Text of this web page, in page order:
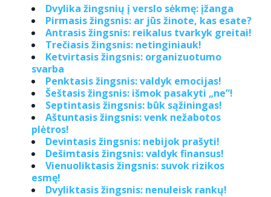
Dvylika žingsnių į verslo sėkmę: įžanga
Pirmasis žingsnis: ar jūs žinote, kas esate?
Antrasis žingsnis: reikalus tvarkyk greitai!
Trečiasis žingsnis: netinginiauk!
Ketvirtasis žingsnis: organizuotumo
svarba
Penktasis žingsnis: valdyk emocijas!
Šeštasis žingsnis: išmok pasakyti „ne”!
Septintasis žingsnis: būk sąžiningas!
Aštuntasis žingsnis: venk nežabotos
plėtros!
Devintasis žingsnis: nebijok prašyti!
Dešimtasis žingsnis: valdyk finansus!
Vienuoliktasis žingsnis: suvok rizikos
esmę!
Dvyliktasis žingsnis: nenuleisk rankų!